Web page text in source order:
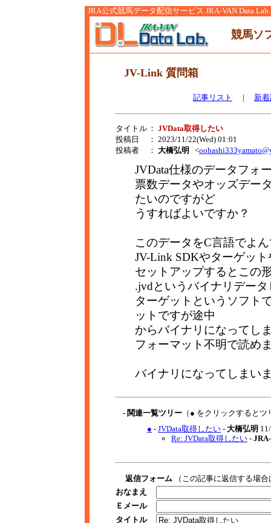
JRA公式競馬データ配信サービス JRA-VAN Data Lab.
競馬ソ
JV-Link 質問箱
記事リスト | 新
タイトル ： JVData取得したい
投稿日
： 2023/11/22(Wed) 01:01
投稿者
： 大橋弘明 <
JVData仕様のデータフォ
票数データやオッズデー
たいのですがど
うすればよいですか？
このデータをC言語でよ
JV-Link SDKやターゲッ
セットアップするとこの
.jvdというバイナリデー
ターゲットというソフト
ットですが途中
からバイナリになってし
フォーマット不明で読め
バイナリになってしまい
- 関連一覧ツリー （● をクリックすると
● - JVData取得したい - 大橋弘明
Re: JVData取得したい -
返信フォーム （この記事に返信する場
おなまえ
Ｅメール
タイトル